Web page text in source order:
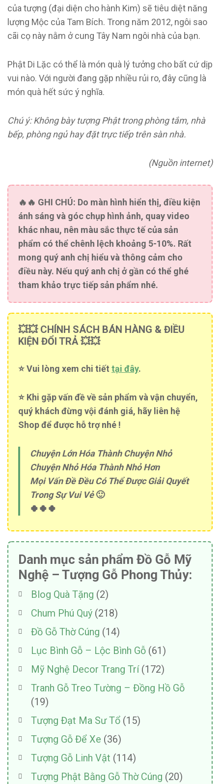
của tượng (đại diện cho hành Kim) sẽ tiêu diệt năng
lượng Mộc của Tam Bích. Trong năm 2012, ngôi sao
cãi cọ này nằm ở cung Tây Nam ngôi nhà của bạn.
Phật Di Lặc có thể là món quà lý tưởng cho bất cứ dịp
vui nào. Với người đang gặp nhiều rủi ro, đây cũng là
món quà hết sức ý nghĩa.
Chú ý: Không bày tượng Phật trong phòng tắm, nhà
bếp, phòng ngủ hay đặt trực tiếp trên sàn nhà.
(Nguồn internet)
🔥🔥 GHI CHÚ: Do màn hình hiển thị, điều kiện
ánh sáng và góc chụp hình ảnh, quay video
khác nhau, nên màu sắc thực tế của sản
phẩm có thể chênh lệch khoảng 5-10%. Rất
mong quý anh chị hiểu và thông cảm cho
điều này. Nếu quý anh chị ở gần có thể ghé
tham khảo trực tiếp sản phẩm nhé.
💥💥 CHÍNH SÁCH BÁN HÀNG & ĐIỀU
KIỆN ĐỔI TRẢ 💥💥
⭐️ Vui lòng xem chi tiết tại đây.
⭐️ Khi gặp vấn đề về sản phẩm và vận chuyển,
quý khách đừng vội đánh giá, hãy liên hệ
Shop để được hỗ trợ nhé !
Chuyện Lớn Hóa Thành Chuyện Nhỏ
Chuyện Nhỏ Hóa Thành Nhỏ Hơn
Mọi Vấn Đề Đều Có Thể Được Giải Quyết
Trong Sự Vui Vẻ🙂
🍀🍀🍀
Danh mục sản phẩm Đồ Gỗ Mỹ
Nghệ – Tượng Gỗ Phong Thủy:
Blog Quà Tặng (2)
Chum Phú Quý(218)
Đồ Gỗ Thờ Cúng (14)
Lục Bình Gỗ – Lộc Bình Gỗ(61)
Mỹ Nghệ Decor Trang Trí(172)
Tranh Gỗ Treo Tường – Đồng Hồ Gỗ
(19)
Tượng Đạt Ma Sư Tổ(15)
Tượng Gỗ Để Xe (36)
Tượng Gỗ Linh Vật (114)
Tượng Phật Bằng Gỗ Thờ Cúng (20)